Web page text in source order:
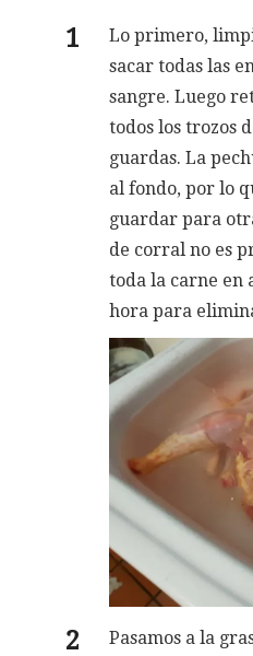
Lo primero,
sacar todas las
sangre. Luego
todos los trozos
guardas. La
al fondo, por lo
guardar para
de corral no es
toda la carne en
hora para
Pasamos a la